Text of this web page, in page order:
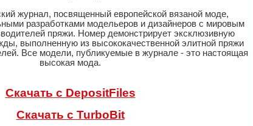
журнал, посвященный европейской вязаной моде,
разработками модельеров и дизайнеров с мировым
пряжи. Номер демонстрирует эксклюзивную
выполненную из высококачественной элитной пряжи
Все модели, публикуемые в журнале - это настоящая
высокая мода.
Скачать с DepositFiles
Скачать с TurboBit